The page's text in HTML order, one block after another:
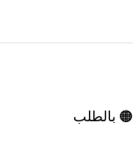
🟠 بالطلب